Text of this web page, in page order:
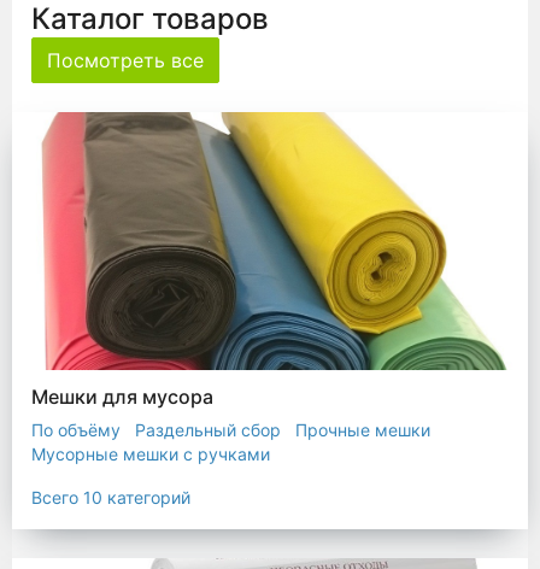
Каталог товаров
Посмотреть все
Мешки для мусора
По объёму Раздельный сбор
Прочные мешки
Мусорные мешки с ручками
Прозрачные мешки
Мешки строительные
Мешок для листьев
Всего 10 категорий